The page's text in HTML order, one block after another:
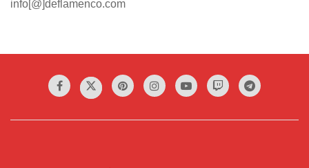
info[@]deflamenco.com